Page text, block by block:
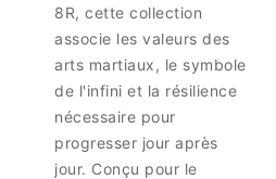
8R, cette collection
associe les valeurs des
arts martiaux, le symbole
de l'infini et la résilience
nécessaire pour
progresser jour après
jour. Conçu pour le